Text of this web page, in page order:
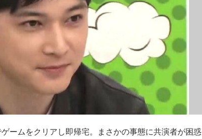
ームをクリアし即帰宅。まさかの事態に共演者が困惑